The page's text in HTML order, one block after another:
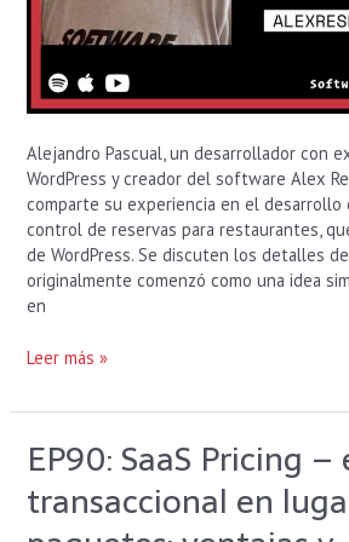
Alejandro Pascual, un desarrollador con
WordPress y creador del software Alex
comparte su experiencia en el desarrollo
control de reservas para restaurantes,
de WordPress. Se discuten los detalles
originalmente comenzó como una idea
en
Leer más »
EP90: SaaS Pricing
transaccional en
EP90:
SaaS
Pricing